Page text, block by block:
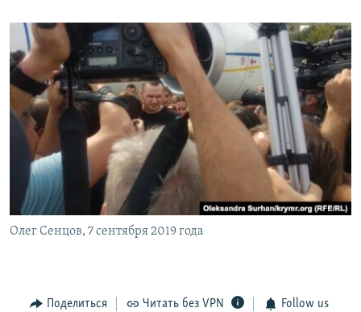
Олег Сенцов, 7 сентября 2019 года
Поделиться Читать без VPN Follow us